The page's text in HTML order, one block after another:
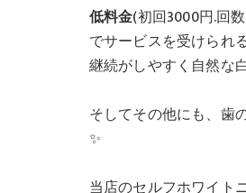
低料金(初回3000円.回
でサービスを受けられ
継続がしやすく自然な
そしてその他にも、歯
✨
当店のセルフホワイト